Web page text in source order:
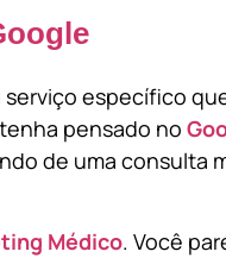
específico
pensado no
de uma consulta
Médico. Você